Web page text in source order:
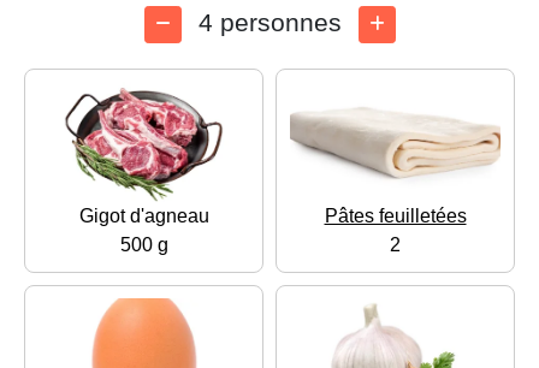
4 personnes
Gigot d'agneau
500 g
Pâtes feuilletées
2